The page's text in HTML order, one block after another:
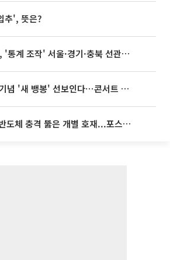
추', 뜻은?
조작' 서울·경기·충북 선관위 등 추가 압수수색
빅뱅, 20주년 기념 '새 뱅봉' 선보인다⋯콘서트 앞두고 팝업 개최
[증시키워드] 반도체 충격 뚫은 개별 호재...포스코퓨처엠·에코프로·한화솔루션 '눈길'